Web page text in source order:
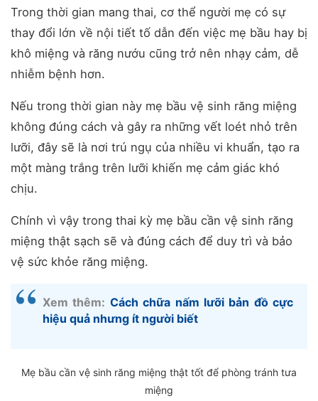
Trong thời gian mang thai, cơ thể người mẹ có sự
thay đổi lớn về nội tiết tố dẫn đến việc mẹ bầu hay bị
khô miệng và răng nướu cũng trở nên nhạy cảm, dễ
nhiễm bệnh hơn.
Nếu trong thời gian này mẹ bầu vệ sinh răng miệng
không đúng cách và gây ra những vết loét nhỏ trên
lưỡi, đây sẽ là nơi trú ngụ của nhiều vi khuẩn, tạo ra
một màng trắng trên lưỡi khiến mẹ cảm giác khó
chịu.
Chính vì vậy trong thai kỳ mẹ bầu cần vệ sinh răng
miệng thật sạch sẽ và đúng cách để duy trì và bảo
vệ sức khỏe răng miệng.
Xem thêm: Cách chữa nấm lưỡi bản đồ cực
hiệu quả nhưng ít người biết
Mẹ bầu cần vệ sinh răng miệng thật tốt để phòng tránh tưa
miệng